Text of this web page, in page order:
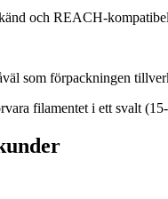
och REACH-
som förpackningen
filamentet i ett svalt